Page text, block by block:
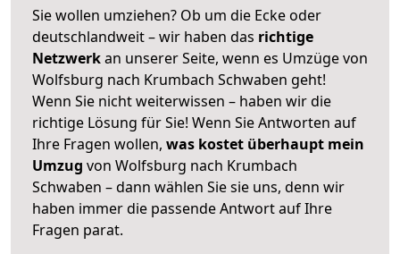
Sie wollen umziehen? Ob um die Ecke oder
deutschlandweit – wir haben das richtige
Netzwerkan unserer Seite, wenn es Umzüge von
Wolfsburg nach Krumbach Schwaben geht!
Wenn Sie nicht weiterwissen – haben wir die
richtige Lösung für Sie! Wenn Sie Antworten auf
Ihre Fragen wollen, was kostet überhaupt mein
Umzug von Wolfsburg nach Krumbach
Schwaben – dann wählen Sie sie uns, denn wir
haben immer die passende Antwort auf Ihre
Fragen parat.